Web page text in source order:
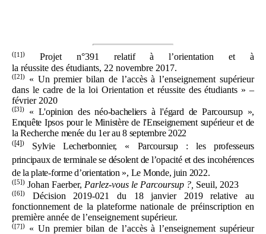
([1] )
Projet n°391 relatif à l’orientation et à
la réussite des étudiants, 22 novembre 2017.
([2])
« Un premier bilan de l’accès à l’enseignement supérieur
dans le cadre de la loi Orientation et réussite des étudiants » –
février 2020
([3])« L'opinion des néo-bacheliers à l'égard de Parcoursup »,
Enquête Ipsos pour le Ministère de l'Enseignement supérieur et de
la Recherche menée du 1er au 8 septembre 2022
([4])Sylvie Lecherbonnier, « Parcoursup
: les professeurs
principaux de terminale se désolent de l’opacité et des incohérences
de la plate-forme d’orientation », Le Monde, juin 2022.
([5]) Johan Faerber, Parlez-vous le Parcoursup ?, Seuil, 2023
([6])
Décision 2019-021 du 18 janvier 2019 relative au
fonctionnement de la plateforme nationale de préinscription en
première année de l’enseignement supérieur.
([7]) « Un premier bilan de l’accès à l’enseignement supérieur